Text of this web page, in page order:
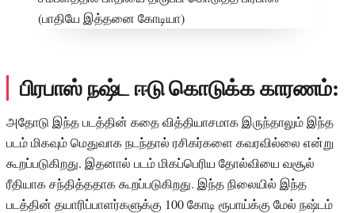
பிரபாஸ் நஷ்ட ஈடு கொடுக்க காரணம்:
அதோடு இந்த படத்தின் கதை வித்தியாசமாக இருந்தாலும் இந்த
படம் மிகவும் மெதுவாக நடந்தால் ரசிகர்களை கவரவில்லை என்று
கூறப்படுகிறது. இதனால் படம் மிகப்பெரிய தோல்வியை வசூல்
ரீதியாக சந்தித்ததாக கூறப்படுகிறது. இந்த நிலையில் இந்த
படத்தின் தயாரிப்பாளர்களுக்கு 100 கோடி ரூபாய்க்கு மேல் நஷ்டம்